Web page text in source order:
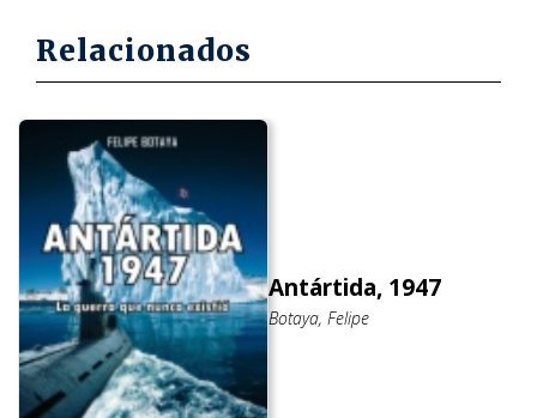
Relacionados
Antártida, 1947
Botaya, Felipe